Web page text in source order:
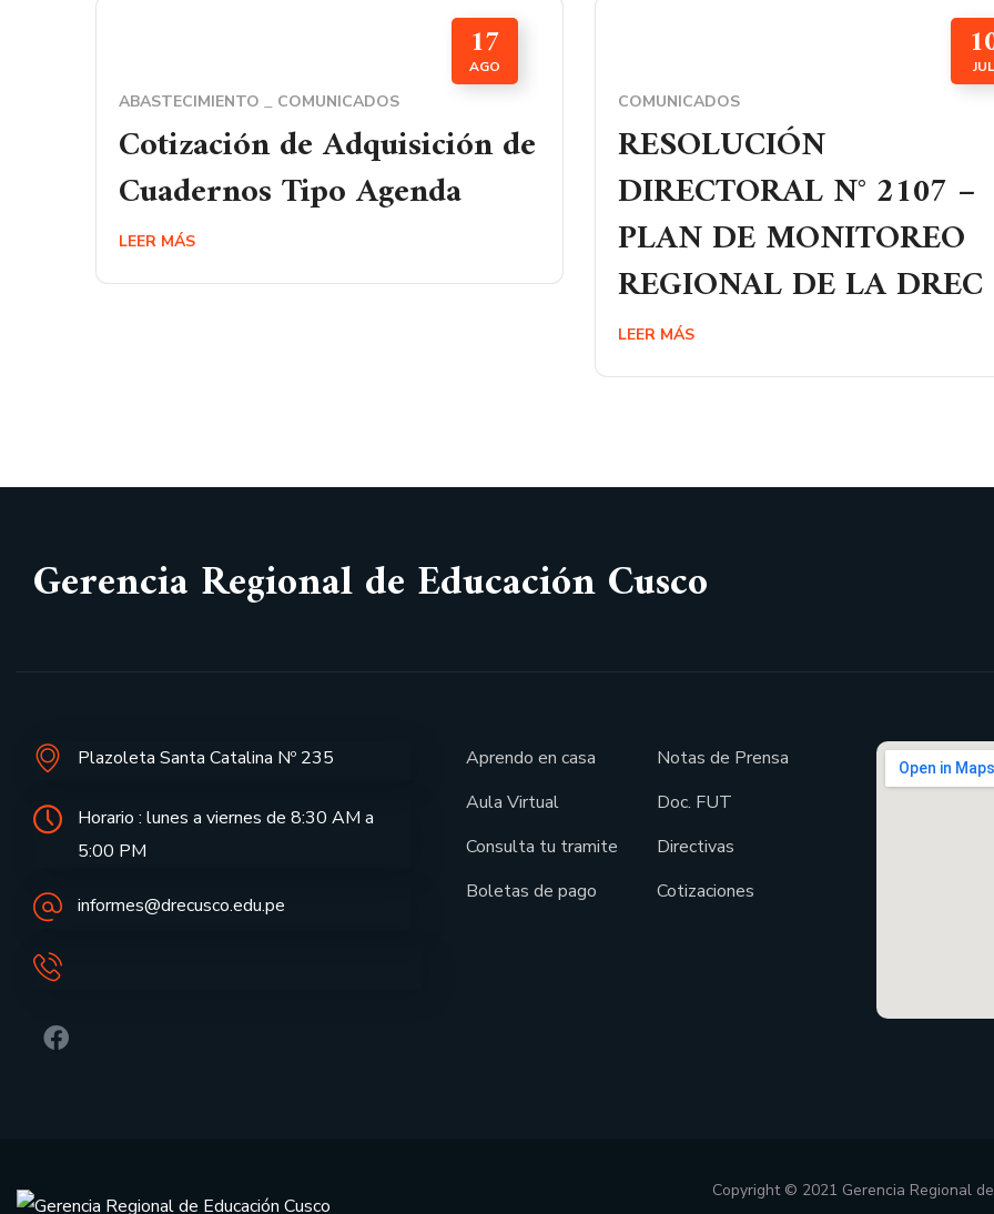
17
AGO
ABASTECIMIENTO COMUNICADOS
Cotización de Adquisición de
Cuadernos Tipo Agenda
LEER MÁS
JUL
COMUNICADOS
RESOLUCIÓN
DIRECTORAL N° 2107 –
PLAN DE MONITOREO
REGIONAL DE LA DREC
LEER MÁS
Gerencia Regional de Educación Cusco
Plazoleta Santa Catalina Nº 235
Horario : lunes a viernes de 8:30 AM a
5:00 PM
informes@drecusco.edu.pe
Aprendo en casa
Aula Virtual
Consulta tu tramite
Boletas de pago
Notas de Prensa
Doc. FUT
Directivas
Cotizaciones
Copyright © 2021 Gerencia Regional